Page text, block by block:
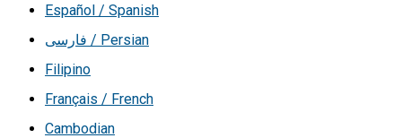
Español / Spanish
فارسی / Persian
Filipino
Français / French
Cambodian